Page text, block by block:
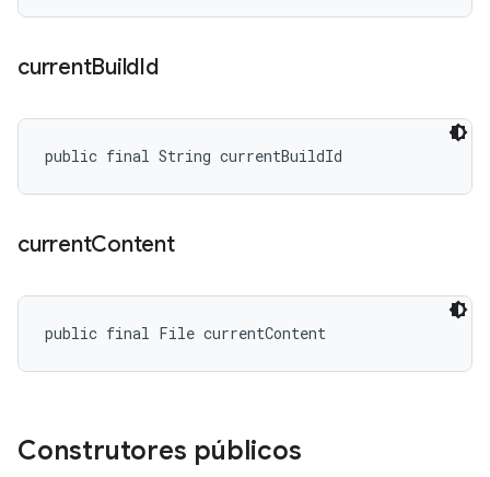
currentBuildId
public final String currentBuildId
currentContent
public final File currentContent
Construtores públicos